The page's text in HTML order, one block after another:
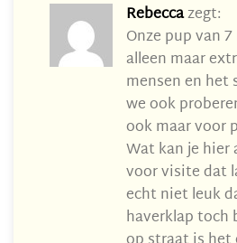
Rebeccazegt:
Onze pup van
alleen maar
mensen en
we ook
ook maar voor
Wat kan je hier
voor visite dat
echt niet leuk
haverklap